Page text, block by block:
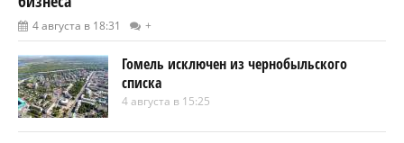
4 августа в 18:31 +
Гомель исключен из чернобыльского
списка
4 августа в 15:25